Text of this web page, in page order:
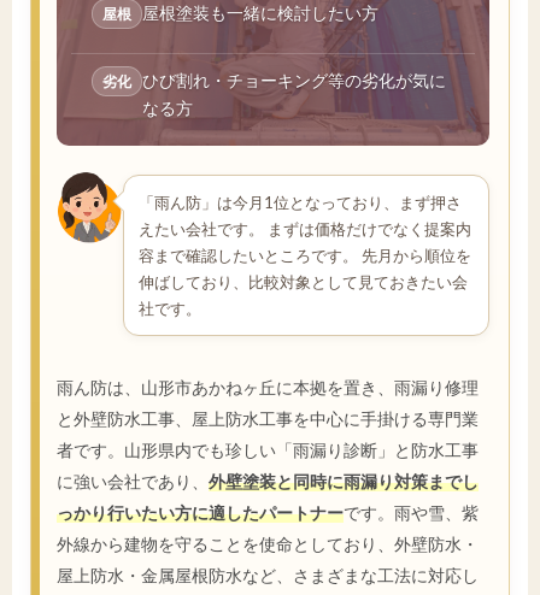
屋根 屋根塗装も一緒に検討したい方
劣化 ひび割れ・チョーキング等の劣化が気に
なる方
「雨ん防」は今月1位となっており、まず押さ
えたい会社です。 まずは価格だけでなく提案内
容まで確認したいところです。 先月から順位を
伸ばしており、比較対象として見ておきたい会
社です。
雨ん防は、山形市あかねヶ丘に本拠を置き、雨漏り修理
と外壁防水工事、屋上防水工事を中心に手掛ける専門業
者です。山形県内でも珍しい「雨漏り診断」と防水工事
に強い会社であり、 外壁塗装と同時に雨漏り対策までし
っかり行いたい方に適したパートナーです。雨や雪、紫
外線から建物を守ることを使命としており、外壁防水・
屋上防水・金属屋根防水など、さまざまな工法に対応し